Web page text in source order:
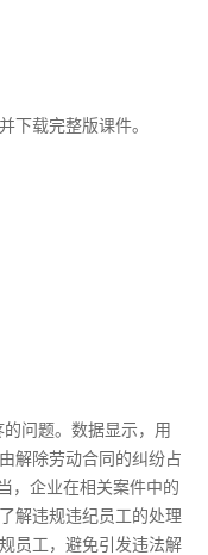
下载完整版课件。
问题。数据显示，用
解除劳动合同的纠纷占
，企业在相关案件中的
解违规违纪员工的处理
员工，避免引发违法解